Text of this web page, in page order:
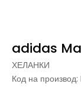
adidas
ХЕЛАНКИ
Код на производ: